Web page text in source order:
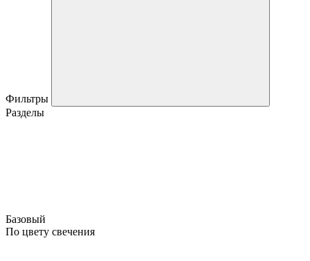
Фильтры
Разделы
Базовый
По цвету свечения